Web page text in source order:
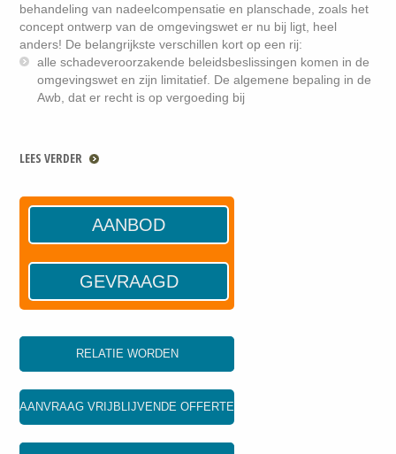
behandeling van nadeelcompensatie en planschade, zoals het
concept ontwerp van de omgevingswet er nu bij ligt, heel
anders! De belangrijkste verschillen kort op een rij:
alle schadeveroorzakende beleidsbeslissingen komen in de
omgevingswet en zijn limitatief. De algemene bepaling in de
Awb, dat er recht is op vergoeding bij
LEES VERDER
AANBOD
GEVRAAGD
RELATIE WORDEN
AANVRAAG VRIJBLIJVENDE OFFERTE